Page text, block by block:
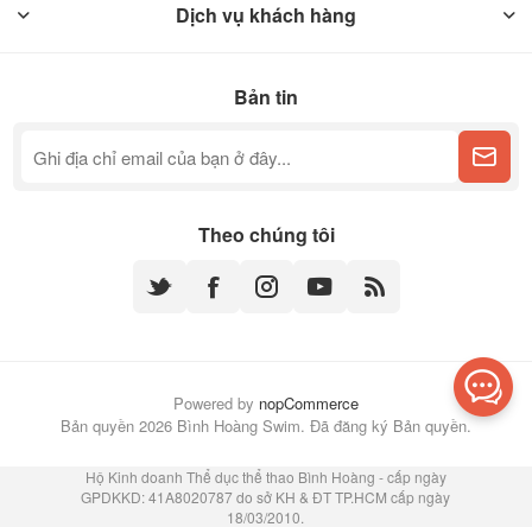
Dịch vụ khách hàng
Bản tin
Theo chúng tôi
Powered by nopCommerce
Bản quyền 2026 Bình Hoàng Swim. Đã đăng ký Bản quyền.
Hộ Kinh doanh Thể dục thể thao Bình Hoàng - cấp ngày
GPDKKD: 41A8020787 do sở KH & ĐT TP.HCM cấp ngày
18/03/2010.